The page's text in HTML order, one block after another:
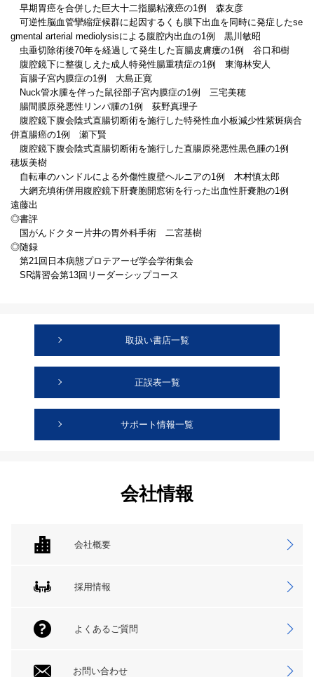
早期胃癌を合併した巨大十二指腸粘液癌の1例 森友彦
可逆性脳血管攣縮症候群に起因するくも膜下出血を同時に発症したse
gmental arterial mediolysisによる腹腔内出血の1例 黒川敏昭
虫垂切除術後70年を経過して発生した盲腸皮膚瘻の1例 谷口和樹
腹腔鏡下に整復しえた成人特発性腸重積症の1例 東海林安人
盲腸子宮内膜症の1例 大島正寛
Nuck管水腫を伴った鼠径部子宮内膜症の1例 三宅美穂
腸間膜原発悪性リンパ腫の1例 荻野真理子
腹腔鏡下腹会陰式直腸切断術を施行した特発性血小板減少性紫斑病合
併直腸癌の1例 瀬下賢
腹腔鏡下腹会陰式直腸切断術を施行した直腸原発悪性黒色腫の1例
穂坂美樹
自転車のハンドルによる外傷性腹壁ヘルニアの1例 木村慎太郎
大網充填術併用腹腔鏡下肝嚢胞開窓術を行った出血性肝嚢胞の1例
遠藤出
◎書評
国がんドクター片井の胃外科手術 二宮基樹
◎随録
第21回日本病態プロテアーゼ学会学術集会
SR講習会第13回リーダーシップコース
取扱い書店一覧
正誤表一覧
サポート情報一覧
会社情報
会社概要
採用情報
よくあるご質問
お問い合わせ